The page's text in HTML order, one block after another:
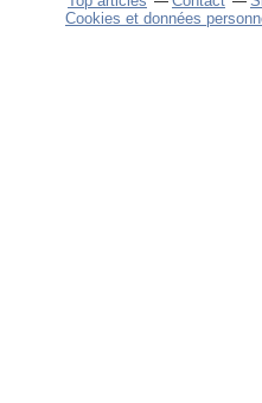
Cookies et données